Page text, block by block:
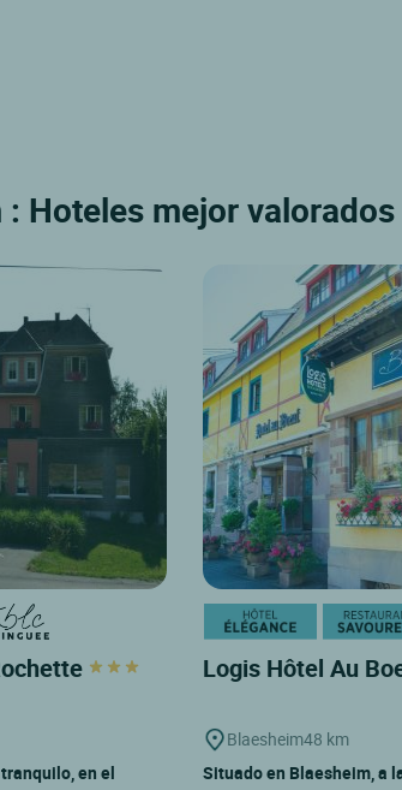
Hoteles mejor
en el
Logis Hôtel Au
Blaesheim48 km
Situado en Blaesheim, a